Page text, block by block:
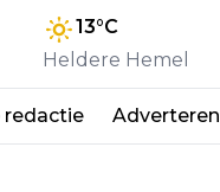
13°C
Heldere Hemel
redactie Adverteren